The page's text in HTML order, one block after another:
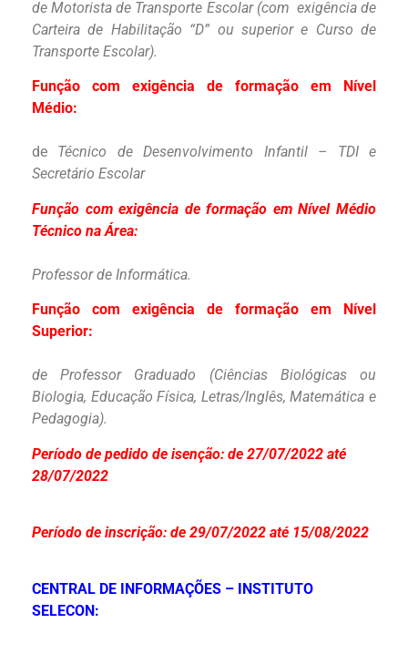
de Motorista de Transporte Escolar (com exigência de
Carteira de Habilitação “D” ou superior e Curso de
Transporte Escolar).
Função com exigência de formação em Nível
Médio:
de Técnico de Desenvolvimento Infantil – TDI e
Secretário Escolar
Função com exigência de formação em Nível Médio
Técnico na Área:
Professor de Informática.
Função com exigência de formação em Nível
Superior:
de Professor Graduado (Ciências Biológicas ou
Biologia, Educação Física, Letras/Inglês, Matemática e
Pedagogia).
Período de pedido de isenção: de 27/07/2022 até
28/07/2022
Período de inscrição: de 29/07/2022 até 15/08/2022
CENTRAL DE INFORMAÇÕES – INSTITUTO
SELECON: